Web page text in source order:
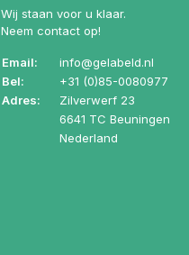
Wij staan voor u klaar.
Neem contact op!
Email:
info@gelabeld.nl
Bel:
+31 (0)85-0080977
Adres:
Zilverwerf 23
6641 TC Beuningen
Nederland